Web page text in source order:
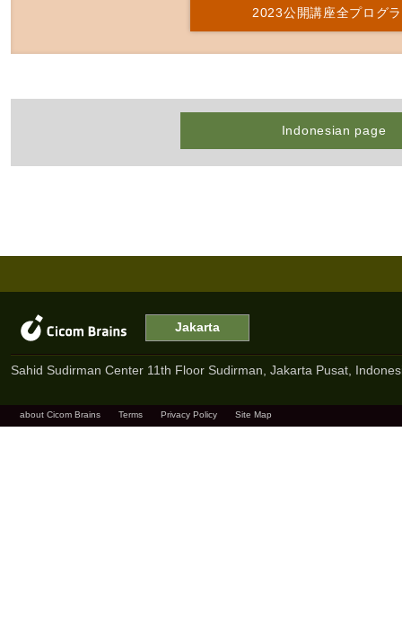
2023公開講座全プログ
Indonesian page
Jakarta
Sahid Sudirman Center 11th Floor Sudirman, Jakarta Pusat,
about Cicom Brains Terms Privacy Policy Site Map